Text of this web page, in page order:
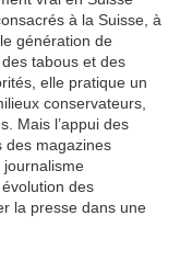
à la Suisse, à
génération de
tabous et des
elle pratique un
conservateurs,
Mais l’appui des
des magazines
journalisme
des
la presse dans une